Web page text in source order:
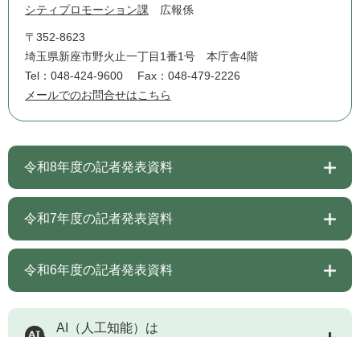
シティプロモーション課 広報係
〒352-8623
埼玉県新座市野火止一丁目1番1号 本庁舎4階
Tel：048-424-9600
Fax：048-479-2226
メールでのお問合せはこちら
令和8年度の記者発表資料
令和7年度の記者発表資料
令和6年度の記者発表資料
AI（人工知能）は